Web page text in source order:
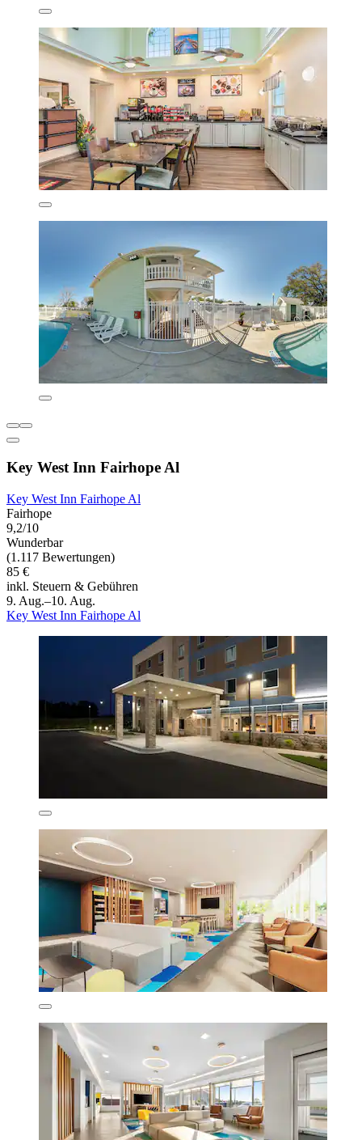
Key West Inn Fairhope Al
Key West Inn Fairhope Al
Fairhope
9,2/10
Wunderbar
(1.117 Bewertungen)
85 €
inkl. Steuern & Gebühren
9. Aug.–10. Aug.
Key West Inn Fairhope Al